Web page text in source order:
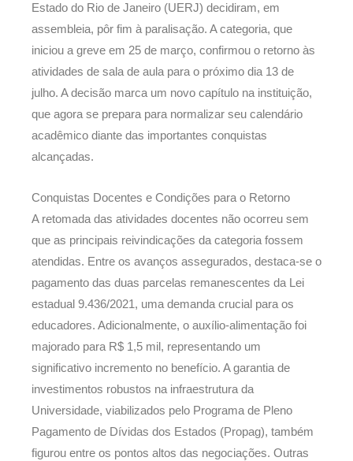
Estado do Rio de Janeiro (UERJ) decidiram, em
assembleia, pôr fim à paralisação. A categoria, que
iniciou a greve em 25 de março, confirmou o retorno às
atividades de sala de aula para o próximo dia 13 de
julho. A decisão marca um novo capítulo na instituição,
que agora se prepara para normalizar seu calendário
acadêmico diante das importantes conquistas
alcançadas.
Conquistas Docentes e Condições para o Retorno
A retomada das atividades docentes não ocorreu sem
que as principais reivindicações da categoria fossem
atendidas. Entre os avanços assegurados, destaca-se o
pagamento das duas parcelas remanescentes da Lei
estadual 9.436/2021, uma demanda crucial para os
educadores. Adicionalmente, o auxílio-alimentação foi
majorado para R$ 1,5 mil, representando um
significativo incremento no benefício. A garantia de
investimentos robustos na infraestrutura da
Universidade, viabilizados pelo Programa de Pleno
Pagamento de Dívidas dos Estados (Propag), também
figurou entre os pontos altos das negociações. Outras